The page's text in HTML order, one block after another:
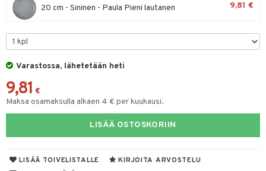
20 cm - Sininen - Paula Pieni lautanen 9,81 €
Varastossa, lähetetään heti
9,81 €
Maksa osamaksulla alkaen 4 € per kuukausi.
LISÄÄ OSTOSKORIIN
LISÄÄ TOIVELISTALLE
KIRJOITA ARVOSTELU
Siivous
& Vihannesveitset
tarvikkeita
koristelu